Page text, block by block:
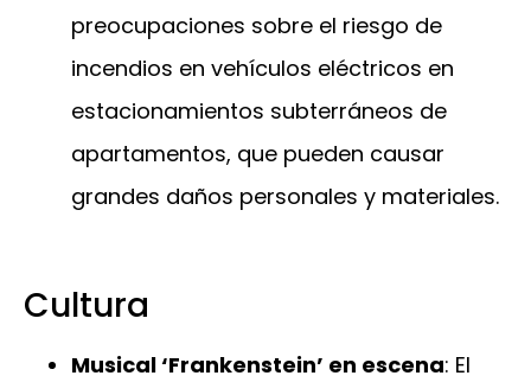
preocupaciones sobre el riesgo de
incendios en vehículos eléctricos en
estacionamientos subterráneos de
apartamentos, que pueden causar
grandes daños personales y materiales.
Cultura
Musical ‘Frankenstein’ en escena: El